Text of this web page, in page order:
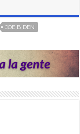
JOE BIDEN